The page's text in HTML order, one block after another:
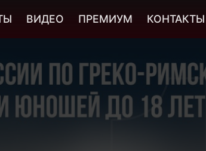
ВИДЕО ПРЕМИУМ КОНТАКТЫ